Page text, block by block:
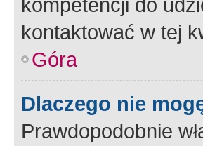
kontaktować w tej
Góra
Dlaczego nie
Prawdopodobnie